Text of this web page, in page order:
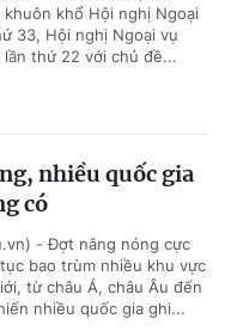
khổ Hội nghị Ngoại
33, Hội nghị Ngoại vụ
thứ 22 với chủ đề...
nhiều quốc gia
có
- Đợt nắng nóng cực
bao trùm nhiều khu vực
từ châu Á, châu Âu đến
nhiều quốc gia ghi...